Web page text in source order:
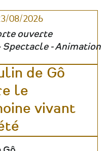
ou
inaccessible
Table
ronde
08/2026
ouverte
Spectacle - Animation
de Gô
le
vivant